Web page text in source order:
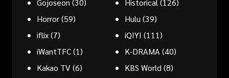
Gojoseon (30) Historical (126)
Horror(59) Hulu (39)
iflix(7) iQIYI (111)
iWantTFC(1) K-DRAMA (40)
Kakao TV(6) KBS World (8)